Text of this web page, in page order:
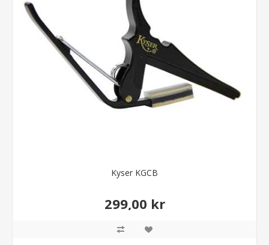
Kyser KGCB
299,00 kr